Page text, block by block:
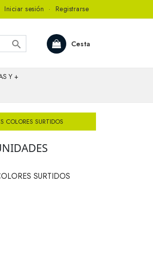
Iniciar sesión · Registrarse
Cesta

Y +
COLORES SURTIDOS
SURTIDOS